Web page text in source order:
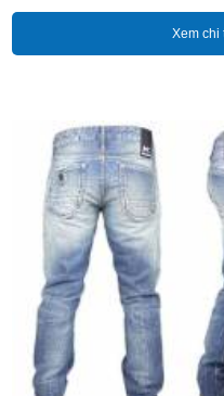
Xem chi